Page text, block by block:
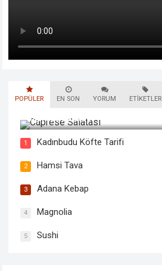
POPÜLER EN SON YORUM ETIKETLER
Caprese Salatası
1 Kadınbudu Köfte Tarifi
2 Hamsi Tava
3 Adana Kebap
4 Magnolia
5 Sushi